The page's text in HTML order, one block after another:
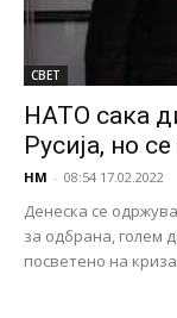
СВЕТ
НАТО сака
Русија, но
НМ - 08:54 17.02.2022
Денеска се
за одбрана, голем
посветено на